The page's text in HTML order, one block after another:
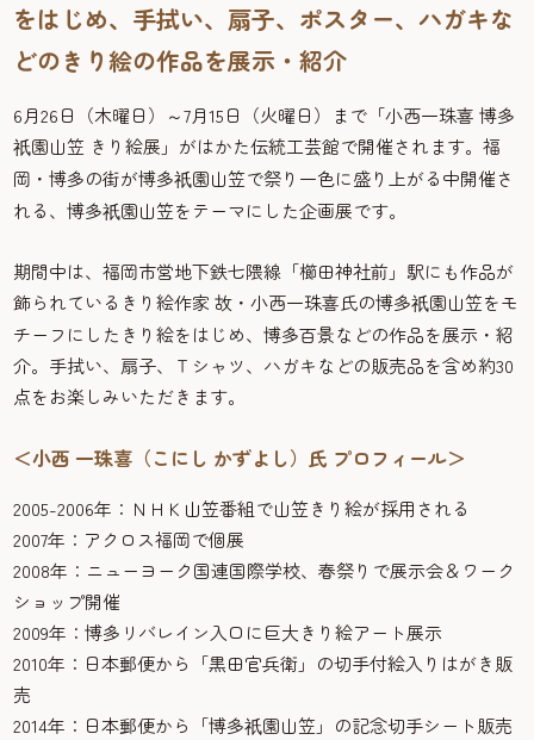
をはじめ、手拭い、扇子、ポスター、ハガキな
どのきり絵の作品を展示・紹介
6月26日（木曜日）～7月15日（火曜日）まで「小西一珠喜 博多
祇園山笠 きり絵展」がはかた伝統工芸館で開催されます。福
岡・博多の街が博多祇園山笠で祭り一色に盛り上がる中開催さ
れる、博多祇園山笠をテーマにした企画展です。
期間中は、福岡市営地下鉄七隈線「櫛田神社前」駅にも作品が
飾られているきり絵作家 故・小西一珠喜氏の博多祇園山笠をモ
チーフにしたきり絵をはじめ、博多百景などの作品を展示・紹
介。手拭い、扇子、Ｔシャツ、ハガキなどの販売品を含め約30
点をお楽しみいただきます。
＜小西 一珠喜（こにし かずよし）氏 プロフィール＞
2005-2006年：ＮＨＫ山笠番組で山笠きり絵が採用される
2007年：アクロス福岡で個展
2008年：ニューヨーク国連国際学校、春祭りで展示会＆ワーク
ショップ開催
2009年：博多リバレイン入口に巨大きり絵アート展示
2010年：日本郵便から「黒田官兵衛」の切手付絵入りはがき販
売
2014年：日本郵便から「博多祇園山笠」の記念切手シート販売